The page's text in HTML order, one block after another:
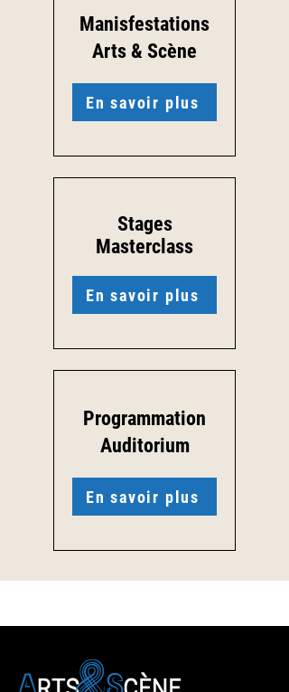
Manisfestations
Arts & Scène
En savoir plus
Stages
Masterclass
En savoir plus
Programmation
Auditorium
En savoir plus